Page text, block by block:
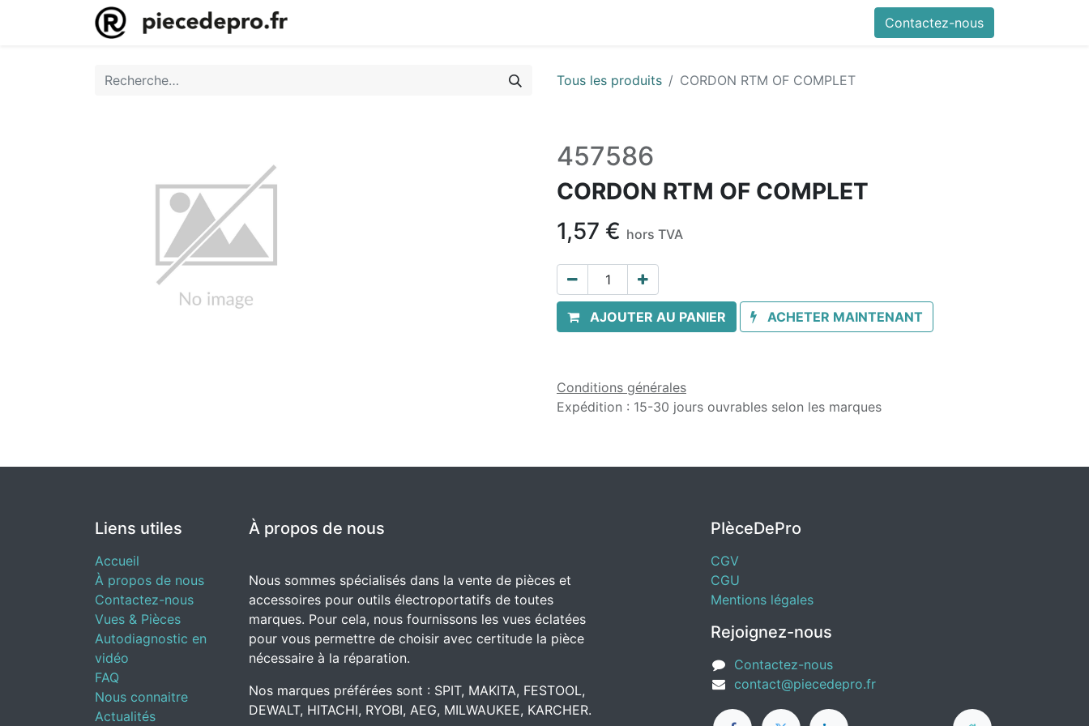
Autodiag en vidéo Mes commandes
Contactez-nous
Tous les produits CORDON RTM OF COMPLET
457586
CORDON RTM OF COMPLET
1,57 € hors TVA
AJOUTER AU PANIER ACHETER MAINTENANT
Conditions générales
Expédition : 15-30 jours ouvrables selon les marques
Liens utiles
Accueil
À propos de nous
Contactez-nous
Vues & Pièces
Autodiagnostic en
vidéo
FAQ
Nous connaitre
Actualités
À propos de nous
Nous sommes spécialisés dans la vente de pièces et
accessoires pour outils électroportatifs de toutes
marques. Pour cela, nous fournissons les vues éclatées
pour vous permettre de choisir avec certitude la pièce
nécessaire à la réparation.
Nos marques préférées sont : SPIT, MAKITA, FESTOOL,
DEWALT, HITACHI, RYOBI, AEG, MILWAUKEE, KARCHER.
PIèceDePro
CGV
CGU
Mentions légales
Rejoignez-nous
Contactez-nous
contact@piecedepro.fr